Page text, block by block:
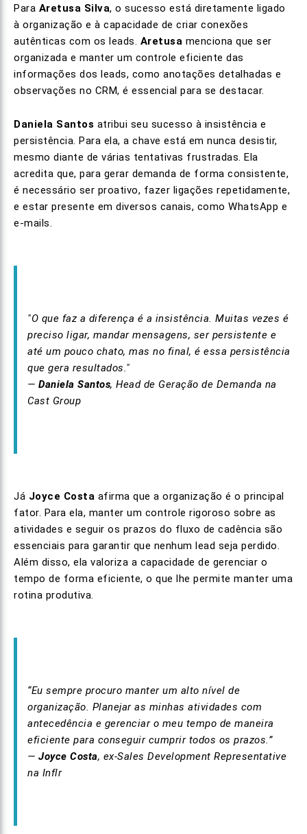
Para Aretusa Silva, o sucesso está diretamente ligado
à organização e à capacidade de criar conexões
autênticas com os leads. Aretusa menciona que ser
organizada e manter um controle eficiente das
informações dos leads, como anotações detalhadas e
observações no CRM, é essencial para se destacar.
Daniela Santos atribui seu sucesso à insistência e
persistência. Para ela, a chave está em nunca desistir,
mesmo diante de várias tentativas frustradas. Ela
acredita que, para gerar demanda de forma consistente,
é necessário ser proativo, fazer ligações repetidamente,
e estar presente em diversos canais, como WhatsApp e
e-mails.
"O que faz a diferença é a insistência. Muitas vezes é
preciso ligar, mandar mensagens, ser persistente e
até um pouco chato, mas no final, é essa persistência
que gera resultados."
— Daniela Santos, Head de Geração de Demanda na
Cast Group
Já Joyce Costa afirma que a organização é o principal
fator. Para ela, manter um controle rigoroso sobre as
atividades e seguir os prazos do fluxo de cadência são
essenciais para garantir que nenhum lead seja perdido.
Além disso, ela valoriza a capacidade de gerenciar o
tempo de forma eficiente, o que lhe permite manter uma
rotina produtiva.
“Eu sempre procuro manter um alto nível de
organização. Planejar as minhas atividades com
antecedência e gerenciar o meu tempo de maneira
eficiente para conseguir cumprir todos os prazos.”
— Joyce Costa, ex-Sales Development Representative
na Inflr